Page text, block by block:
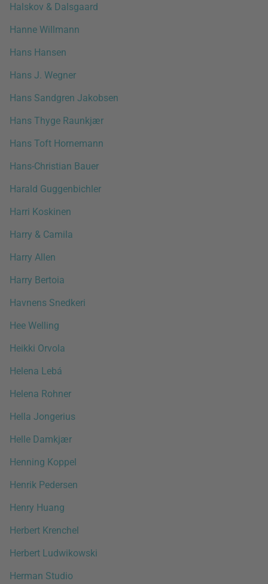
Halskov & Dalsgaard
Hanne Willmann
Hans Hansen
Hans J. Wegner
Hans Sandgren Jakobsen
Hans Thyge Raunkjær
Hans Toft Hornemann
Hans-Christian Bauer
Harald Guggenbichler
Harri Koskinen
Harry & Camila
Harry Allen
Harry Bertoia
Havnens Snedkeri
Hee Welling
Heikki Orvola
Helena Lebá
Helena Rohner
Hella Jongerius
Helle Damkjær
Henning Koppel
Henrik Pedersen
Henry Huang
Herbert Krenchel
Herbert Ludwikowski
Herman Studio